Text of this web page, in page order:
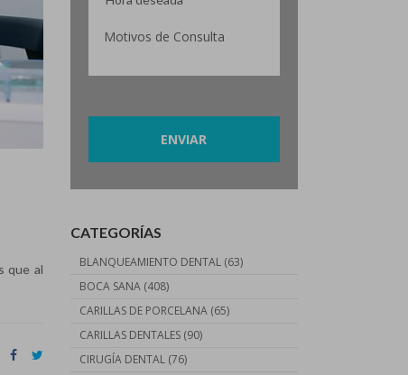
que al
CATEGORÍAS
BLANQUEAMIENTO DENTAL(63)
BOCA SANA(408)
CARILLAS DE PORCELANA(65)
CARILLAS DENTALES(90)
CIRUGÍA DENTAL(76)